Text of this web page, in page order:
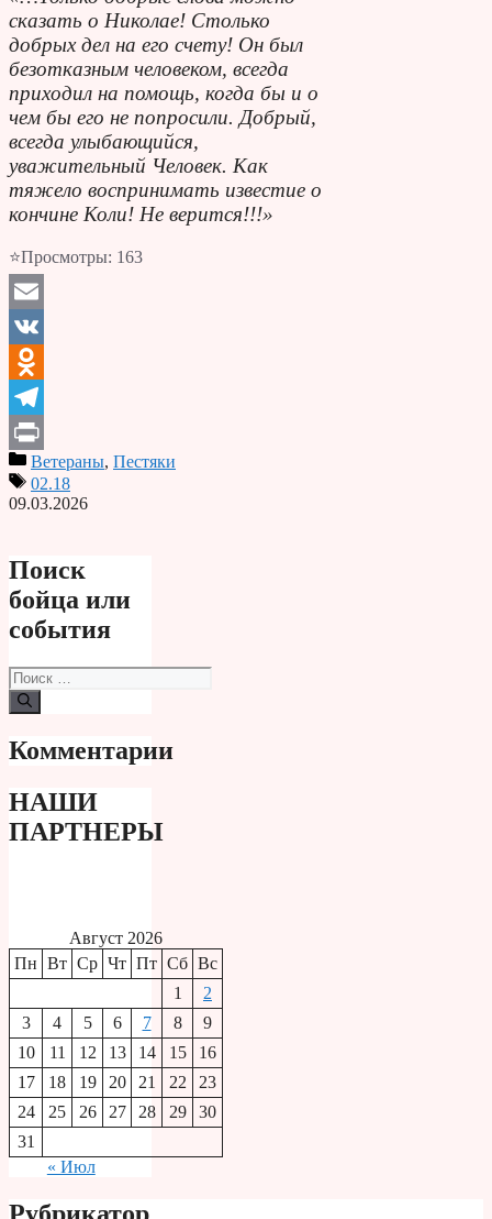
сказать о Николае! Столько
добрых дел на его счету! Он был
безотказным человеком, всегда
приходил на помощь, когда бы и о
чем бы его не попросили. Добрый,
всегда улыбающийся,
уважительный Человек. Как
тяжело воспринимать известие о
кончине Коли! Не верится!!!»
⭐Просмотры: 163
Email
VK
Odnoklassniki
Telegram
PrintВетераны, Пестяки
02.18
09.03.2026
Поиск
бойца или
события
Поиск:
Комментарии
НАШИ
ПАРТНЕРЫ
Август 2026
Пн Вт Ср Чт Пт Сб Вс
1
2
3
4 5 6 7 8
9
10
11 12 13 14 15
16
17
18 19 20 21 22
23
24
25 26 27 28 29
30
31
« Июл
Рубрикатор